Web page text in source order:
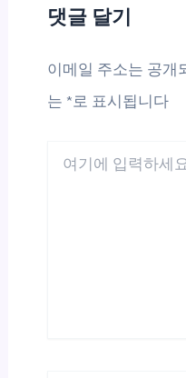
댓글 달기
이메일 주소는 공개
는 *로 표시됩니다